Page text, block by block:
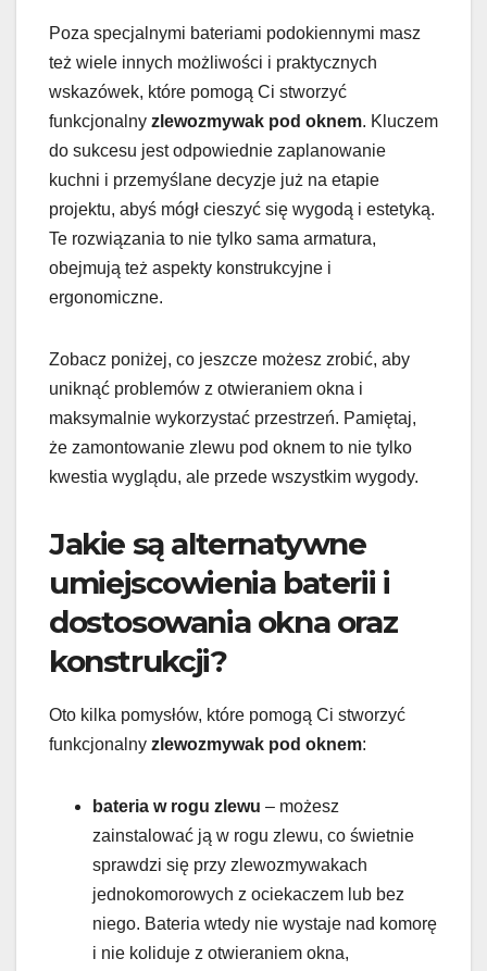
Poza specjalnymi bateriami podokiennymi masz
też wiele innych możliwości i praktycznych
wskazówek, które pomogą Ci stworzyć
funkcjonalny zlewozmywak pod oknem. Kluczem
do sukcesu jest odpowiednie zaplanowanie
kuchni i przemyślane decyzje już na etapie
projektu, abyś mógł cieszyć się wygodą i estetyką.
Te rozwiązania to nie tylko sama armatura,
obejmują też aspekty konstrukcyjne i
ergonomiczne.
Zobacz poniżej, co jeszcze możesz zrobić, aby
uniknąć problemów z otwieraniem okna i
maksymalnie wykorzystać przestrzeń. Pamiętaj,
że zamontowanie zlewu pod oknem to nie tylko
kwestia wyglądu, ale przede wszystkim wygody.
Jakie są alternatywne
umiejscowienia baterii i
dostosowania okna oraz
konstrukcji?
Oto kilka pomysłów, które pomogą Ci stworzyć
funkcjonalny zlewozmywak pod oknem:
bateria w rogu zlewu – możesz
zainstalować ją w rogu zlewu, co świetnie
sprawdzi się przy zlewozmywakach
jednokomorowych z ociekaczem lub bez
niego. Bateria wtedy nie wystaje nad komorę
i nie koliduje z otwieraniem okna,